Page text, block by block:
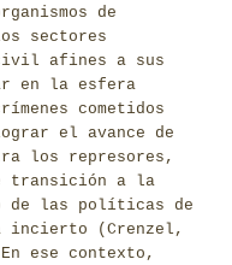
de
sectores
afines a sus
en la esfera
cometidos
el avance de
los represores,
transición a la
de las políticas de
incierto (Crenzel,
ese contexto,